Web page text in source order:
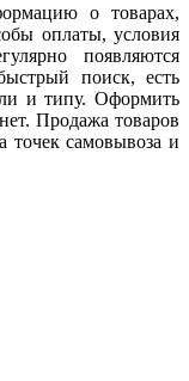
о товарах,
оплаты, условия
появляются
поиск, есть
и типу. Оформить
Продажа товаров
точек самовывоза и